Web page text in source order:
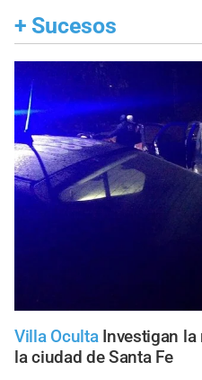
+ Sucesos
Villa Oculta Investigan
la ciudad de Santa Fe